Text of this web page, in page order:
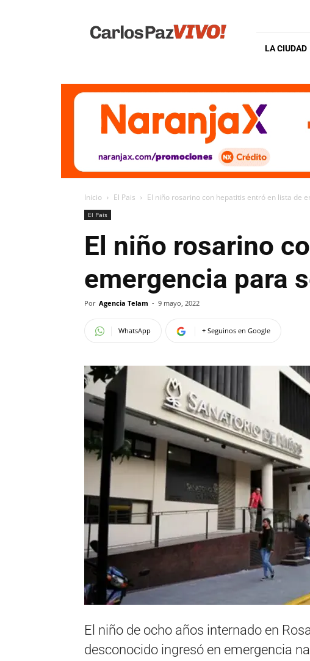
Vivo
LA CIUDAD
Inicio El Pais El niño rosarino con hepatitis entró en lista de
El Pais
El niño rosarino
emergencia para
Por Agencia Telam - 9 mayo, 2022
WhatsApp + Seguinos en Google
El niño de ocho años internado en
desconocido ingresó en emergencia